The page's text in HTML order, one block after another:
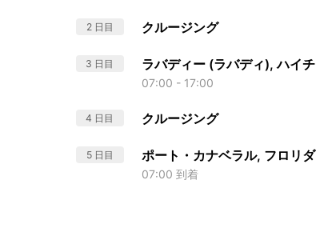
2 日目 クルージング
3 日目 ラバディー (ラバディ), ハイチ
07:00 - 17:00
4 日目 クルージング
5 日目 ポート・カナベラル, フロリダ
07:00 到着